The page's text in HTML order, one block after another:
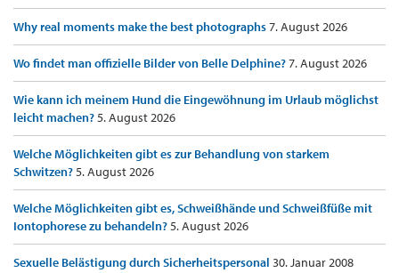
Why real moments make the best photographs7. August 2026
Wo findet man offizielle Bilder von Belle Delphine?7. August 2026
Wie kann ich meinem Hund die Eingewöhnung im Urlaub möglichst
leicht machen?5. August 2026
Welche Möglichkeiten gibt es zur Behandlung von starkem
Schwitzen?5. August 2026
Welche Möglichkeiten gibt es, Schweißhände und Schweißfüße mit
Iontophorese zu behandeln?5. August 2026
Sexuelle Belästigung durch Sicherheitspersonal 30. Januar 2008